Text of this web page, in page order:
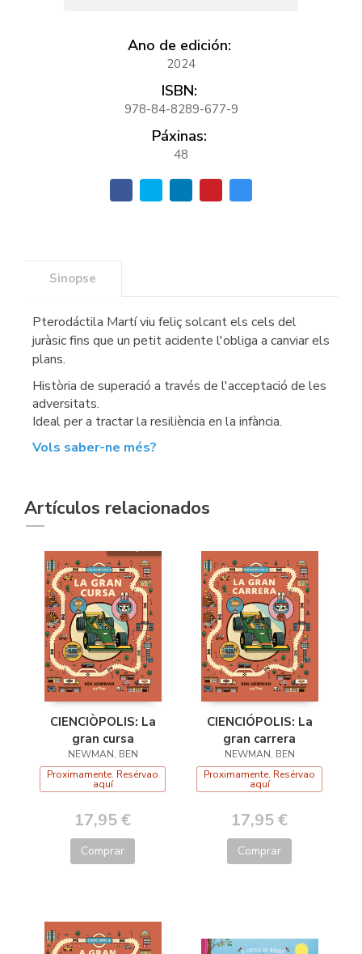
Ano de edición:
2024
ISBN:
978-84-8289-677-9
Páxinas:
48
Sinopse
Pterodáctila Martí viu feliç solcant els cels del
juràsic fins que un petit acidente l'obliga a canviar els
plans.
Història de superació a través de l'acceptació de les
adversitats.
Ideal per a tractar la resiliència en la infància.
Vols saber-ne més?
Artículos relacionados
CIENCIÒPOLIS: La
gran cursa
NEWMAN, BEN
Proximamente. Resérvao
aquí
17,95 €
Comprar
CIENCIÓPOLIS: La
gran carrera
NEWMAN, BEN
Proximamente. Resérvao
aquí
17,95 €
Comprar